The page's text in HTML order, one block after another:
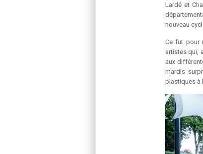
Lardé et
nouveau
Ce fut pour
artistes qui,
aux
mardis
plastiques à